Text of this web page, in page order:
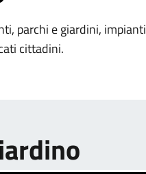
parchi e giardini, impianti
cittadini.